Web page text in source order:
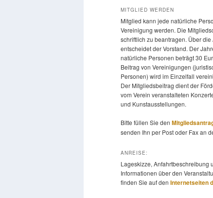
MITGLIED WERDEN
Mitglied kann jede natürliche
Vereinigung werden. Die
schriftlich zu beantragen. Über die
entscheidet der Vorstand. Der
natürliche Personen beträgt 30
Beitrag von Vereinigungen
Personen) wird im Einzelfall
Der Mitgliedsbeitrag dient der
vom Verein veranstalteten
und Kunstausstellungen.
Bitte füllen Sie den
senden Ihn per Post oder Fax an
ANREISE:
Lageskizze, Anfahrtbeschreibung
Informationen über den
finden Sie auf den Internetseiten